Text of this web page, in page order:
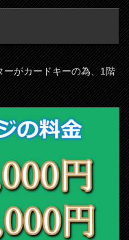
ーがカードキーの為、1階